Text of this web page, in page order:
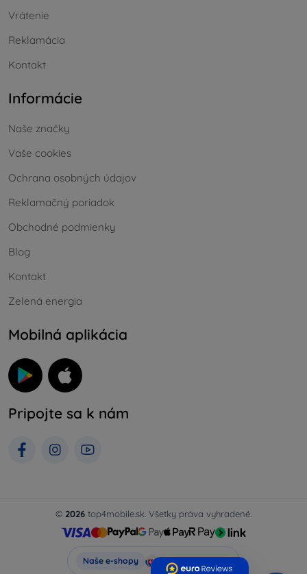
Vrátenie
Reklamácia
Kontakt
Informácie
Naše značky
Vaše cookies
Ochrana osobných údajov
Reklamačný poriadok
Obchodné podmienky
Blog
Kontakt
Zelená energia
Mobilná aplikácia
Pripojte sa k nám
© 2026 top4mobile.sk. Všetky práva vyhradené.
Naše e-shopy Top4Mobile.sk